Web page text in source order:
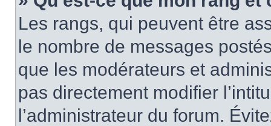
Les rangs, qui peuvent être
le nombre de messages
que les modérateurs et
pas directement modifier
l’administrateur du forum.